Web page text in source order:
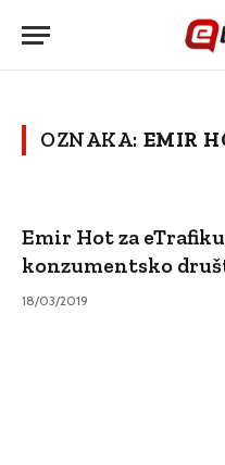
OZNAKA: EMIR
Emir Hot za
konzumentsko
18/03/2019